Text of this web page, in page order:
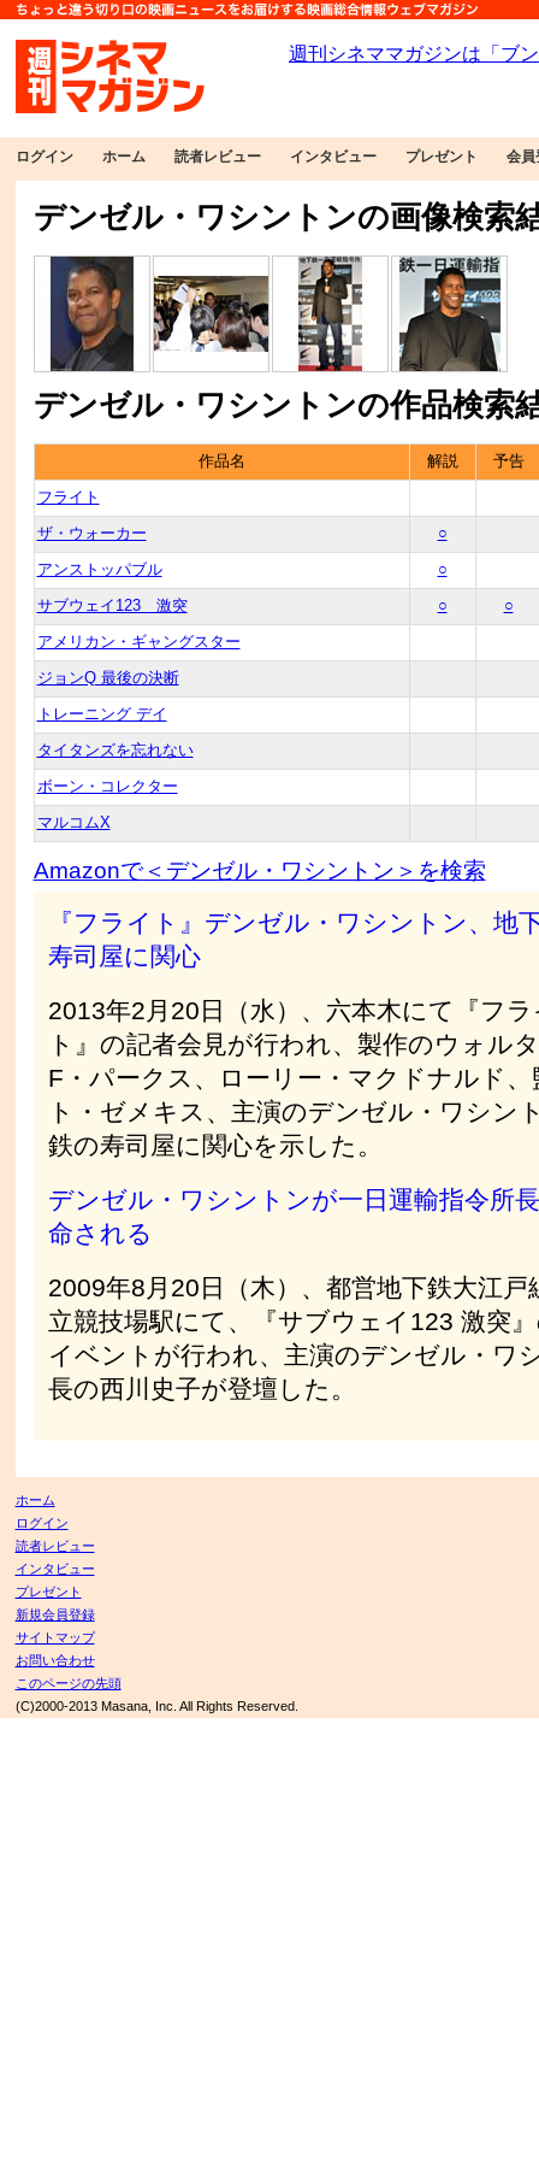
ログイン ホーム 読者レビュー インタビュー プレゼント 会員
デンゼル・ワシントンの画像検索
デンゼル・ワシントンの作品検索
作品名 解説 予告
フライト
ザ・ウォーカー ○
アンストッパブル ○
サブウェイ123 激突 ○ ○
アメリカン・ギャングスター
ジョンQ 最後の決断
トレーニング デイ
タイタンズを忘れない
ボーン・コレクター
マルコムX
Amazonで＜デンゼル・ワシントン＞を検索
『フライト』デンゼル・ワシントン、地
寿司屋に関心
2013年2月20日（水）、六本木にて『フラ
ト』の記者会見が行われ、製作のウォル
F・パークス、ローリー・マクドナルド
ト・ゼメキス、主演のデンゼル・ワシン
鉄の寿司屋に関心を示した。
デンゼル・ワシントンが一日運輸指令所
命される
2009年8月20日（木）、都営地下鉄大江戸
立競技場駅にて、『サブウェイ123 激突
イベントが行われ、主演のデンゼル・ワ
長の西川史子が登壇した。
ホーム
ログイン
読者レビュー
インタビュー
プレゼント
新規会員登録
サイトマップ
お問い合わせ
このページの先頭
(C)2000-2013 Masana, Inc. All Rights Reserved.